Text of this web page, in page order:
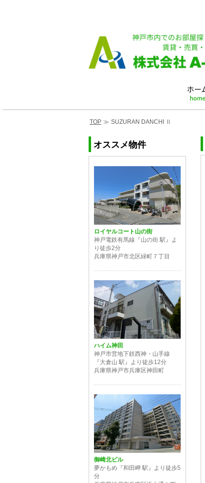
TOP ≫ SUZURAN DANCHI Ⅱ
オススメ物件
ロイヤルコート山の街
神戸電鉄有馬線『山の街 駅』よ
り徒歩2分
兵庫県神戸市北区緑町７丁目
ハイム神田
神戸市営地下鉄西神・山手線
『大倉山 駅』より徒歩12分
兵庫県神戸市兵庫区神田町
御崎北ビル
夢かもめ『和田岬 駅』より徒歩5
分